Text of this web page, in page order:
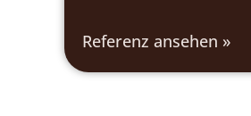
Referenz ansehen »